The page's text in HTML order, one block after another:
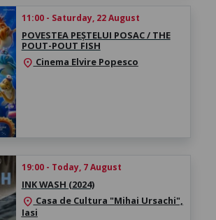
11:00 - Saturday, 22 August
POVESTEA PEȘTELUI POSAC / THE
POUT-POUT FISH
location_on Cinema Elvire Popesco
19:00 - Today, 7 August
INK WASH (2024)
location_on Casa de Cultura "Mihai Ursachi",
Iasi